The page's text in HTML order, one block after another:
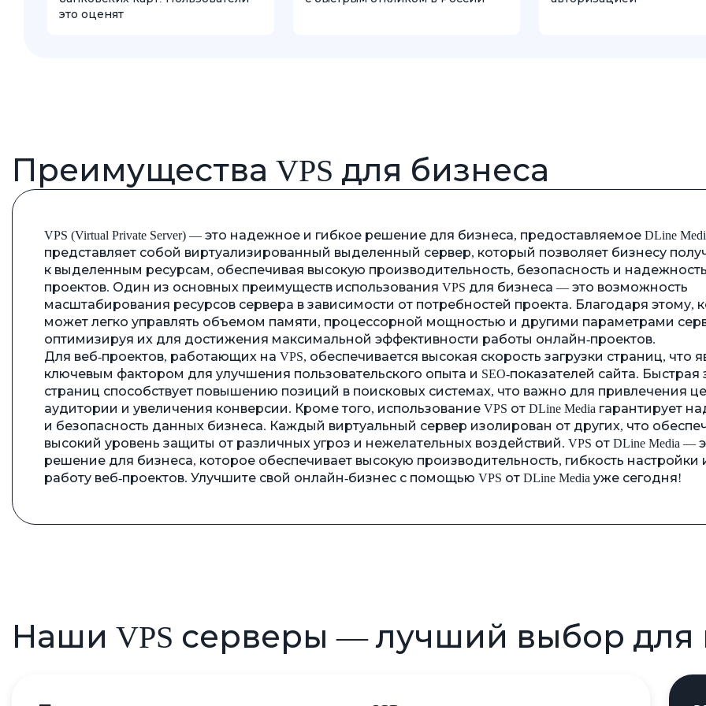
это оценят
Преимущества VPS для бизнеса
VPS (Virtual Private Server) — это надежное и гибкое решение для бизнеса, предоставляемое DLine
представляет собой виртуализированный выделенный сервер, который позволяет бизнесу
к выделенным ресурсам, обеспечивая высокую производительность, безопасность и
проектов. Один из основных преимуществ использования VPS для бизнеса — это возможность
масштабирования ресурсов сервера в зависимости от потребностей проекта. Благодаря этому,
может легко управлять объемом памяти, процессорной мощностью и другими параметрами
оптимизируя их для достижения максимальной эффективности работы онлайн-проектов.
Для веб-проектов, работающих на VPS, обеспечивается высокая скорость загрузки страниц, что
ключевым фактором для улучшения пользовательского опыта и SEO-показателей сайта. Быстрая
страниц способствует повышению позиций в поисковых системах, что важно для привлечения
аудитории и увеличения конверсии. Кроме того, использование VPS от DLine Media гарантирует
и безопасность данных бизнеса. Каждый виртуальный сервер изолирован от других, что
высокий уровень защиты от различных угроз и нежелательных воздействий. VPS от DLine Media —
решение для бизнеса, которое обеспечивает высокую производительность, гибкость
работу веб-проектов. Улучшите свой онлайн-бизнес с помощью VPS от DLine Media уже сегодня!
Наши VPS серверы — лучший выбор для